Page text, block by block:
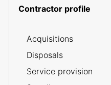
Contractor profile
Acquisitions
Disposals
Service provision